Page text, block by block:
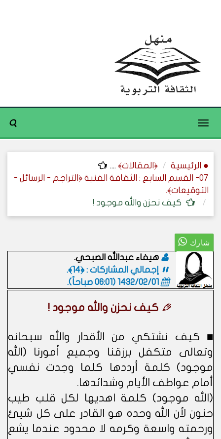
Toggle
● الرئيسية ﴿المقالات﴾ ....
07- القسم السابع : الثقافة الفنية ﴿التراجم - الرسائل -
التوقيعات﴾.
كيف نحزن والله موجود !
هيفاء عبدالله الصبحي.
إجمالي المشاركات : ﴿14﴾.
1432/02/01 (06:01 صباحاً)
.
كيف نحزن والله موجود !
■ كيف نشتكي من الأقدار والله سبحانه
وتعالى متكفل برزقنا وجميع أمورنا (الله
موجود) كلمة أرددها كلما وجدت نفسي
أمام عواطف الأيام وشدائدها.
(الله موجود) كلمة اهديها لكل قلب طيب
حنون لأن الله وحده هو القادر على كل شيئ
ورحمته واسعة وكرمه لا محدود عندما يشع